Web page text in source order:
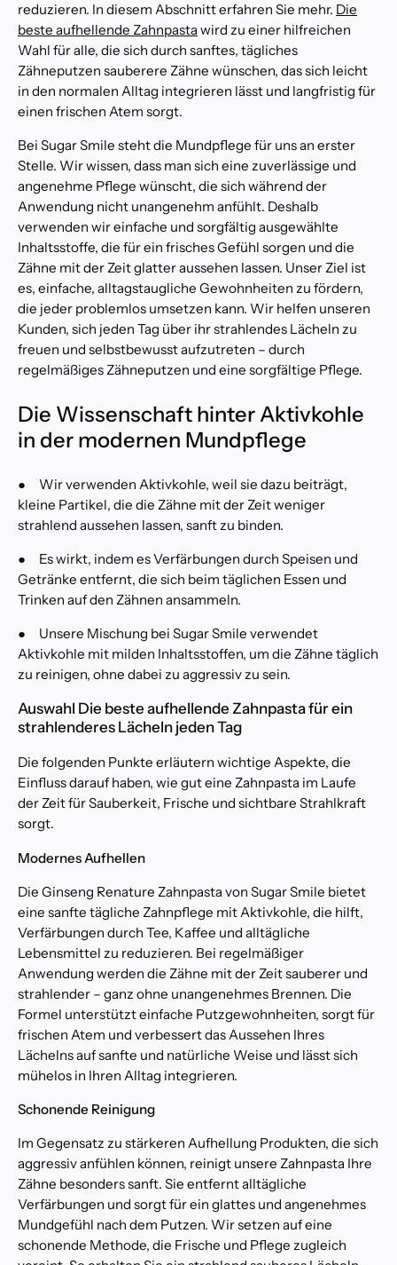
reduzieren. In diesem Abschnitt erfahren Sie mehr. Die
beste aufhellende Zahnpasta wird zu einer hilfreichen
Wahl für alle, die sich durch sanftes, tägliches
Zähneputzen sauberere Zähne wünschen, das sich leicht
in den normalen Alltag integrieren lässt und langfristig für
einen frischen Atem sorgt.
Bei Sugar Smile steht die Mundpflege für uns an erster
Stelle. Wir wissen, dass man sich eine zuverlässige und
angenehme Pflege wünscht, die sich während der
Anwendung nicht unangenehm anfühlt. Deshalb
verwenden wir einfache und sorgfältig ausgewählte
Inhaltsstoffe, die für ein frisches Gefühl sorgen und die
Zähne mit der Zeit glatter aussehen lassen. Unser Ziel ist
es, einfache, alltagstaugliche Gewohnheiten zu fördern,
die jeder problemlos umsetzen kann. Wir helfen unseren
Kunden, sich jeden Tag über ihr strahlendes Lächeln zu
freuen und selbstbewusst aufzutreten – durch
regelmäßiges Zähneputzen und eine sorgfältige Pflege.
Die Wissenschaft hinter Aktivkohle
in der modernen Mundpflege
●
Wir verwenden Aktivkohle, weil sie dazu beiträgt,
kleine Partikel, die die Zähne mit der Zeit weniger
strahlend aussehen lassen, sanft zu binden.
●
Es wirkt, indem es Verfärbungen durch Speisen und
Getränke entfernt, die sich beim täglichen Essen und
Trinken auf den Zähnen ansammeln.
●
Unsere Mischung bei Sugar Smile verwendet
Aktivkohle mit milden Inhaltsstoffen, um die Zähne täglich
zu reinigen, ohne dabei zu aggressiv zu sein.
Auswahl Die beste aufhellende Zahnpasta für ein
strahlenderes Lächeln jeden Tag
Die folgenden Punkte erläutern wichtige Aspekte, die
Einfluss darauf haben, wie gut eine Zahnpasta im Laufe
der Zeit für Sauberkeit, Frische und sichtbare Strahlkraft
sorgt.
Modernes Aufhellen
Die Ginseng Renature Zahnpasta von Sugar Smile bietet
eine sanfte tägliche Zahnpflege mit Aktivkohle, die hilft,
Verfärbungen durch Tee, Kaffee und alltägliche
Lebensmittel zu reduzieren. Bei regelmäßiger
Anwendung werden die Zähne mit der Zeit sauberer und
strahlender – ganz ohne unangenehmes Brennen. Die
Formel unterstützt einfache Putzgewohnheiten, sorgt für
frischen Atem und verbessert das Aussehen Ihres
Lächelns auf sanfte und natürliche Weise und lässt sich
mühelos in Ihren Alltag integrieren.
Schonende Reinigung
Im Gegensatz zu stärkeren Aufhellung Produkten, die sich
aggressiv anfühlen können, reinigt unsere Zahnpasta Ihre
Zähne besonders sanft. Sie entfernt alltägliche
Verfärbungen und sorgt für ein glattes und angenehmes
Mundgefühl nach dem Putzen. Wir setzen auf eine
schonende Methode, die Frische und Pflege zugleich
o
f
e
s
i
o
n
e
l
l
e
n
a
u
h
e
l
u
n
k
n
i
k
m
e
i
ä
h
e
W
a
r
u
m
s
i
m
m
e
r
m
e
h